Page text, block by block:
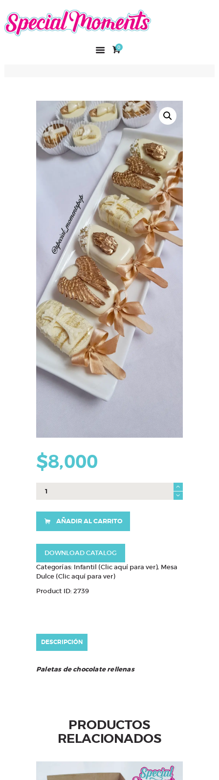
0
SPECIAL MOMENTS
El amor hecho arte
CURSOS
CONTACTO
$8,000
paletas
cantidad
AÑADIR AL CARRITO
DOWNLOAD CATALOG
Categorías: Infantil (Clic aquí para ver), Mesa
Dulce (Clic aquí para ver)
Product ID:2739
DESCRIPCIÓN
Paletas de chocolate rellenas
PRODUCTOS
RELACIONADOS